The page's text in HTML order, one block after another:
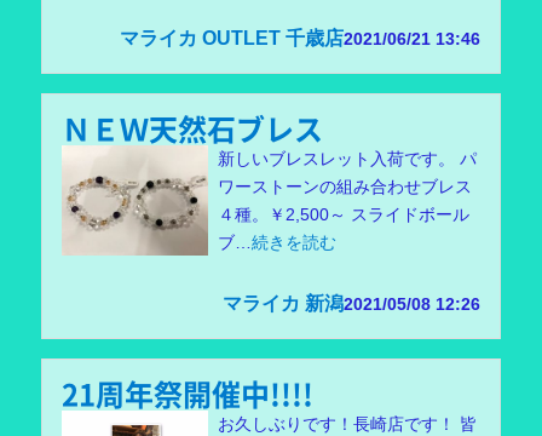
マライカ OUTLET 千歳店2021/06/21 13:46
ＮＥＷ天然石ブレス
新しいブレスレット入荷です。 パ
ワーストーンの組み合わせブレス
４種。￥2,500～ スライドボール
ブ…続きを読む
マライカ 新潟2021/05/08 12:26
21周年祭開催中!!!!
お久しぶりです！長崎店です！ 皆